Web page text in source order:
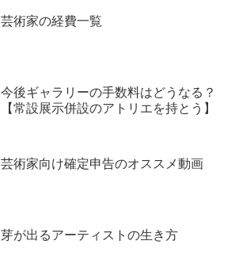
芸術家の経費一覧
今後ギャラリーの手数料はどうなる？
【常設展示併設のアトリエを持とう】
芸術家向け確定申告のオススメ動画
芽が出るアーティストの生き方